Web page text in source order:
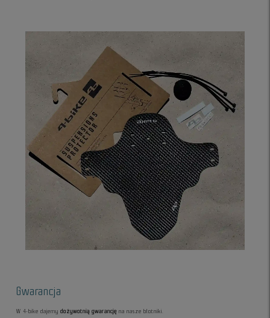
Gwarancja
W 4-bike dajemydożywotnią gwarancję na nasze błotniki.